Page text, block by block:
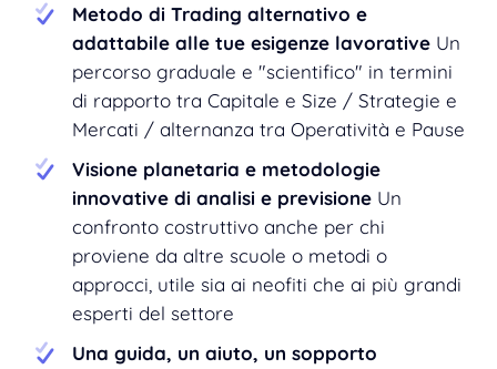
Metodo di Trading alternativo e
adattabile alle tue esigenze lavorative Un
percorso graduale e "scientifico" in termini
di rapporto tra Capitale e Size / Strategie e
Mercati / alternanza tra Operatività e Pause
Visione planetaria e metodologie
innovative di analisi e previsione Un
confronto costruttivo anche per chi
proviene da altre scuole o metodi o
approcci, utile sia ai neofiti che ai più grandi
esperti del settore
Una guida, un aiuto, un sopporto